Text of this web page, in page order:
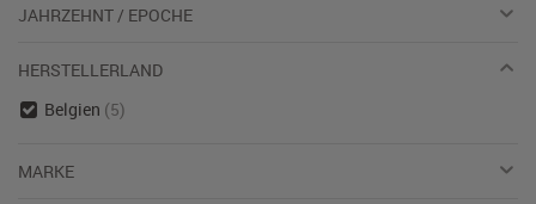
JAHRZEHNT / EPOCHE
HERSTELLERLAND
Belgien (5)
MARKE